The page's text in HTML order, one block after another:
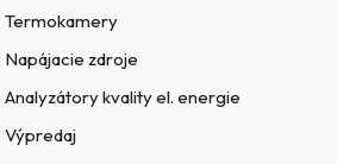
Termokamery
Napájacie zdroje
Analyzátory kvality el. energie
Výpredaj